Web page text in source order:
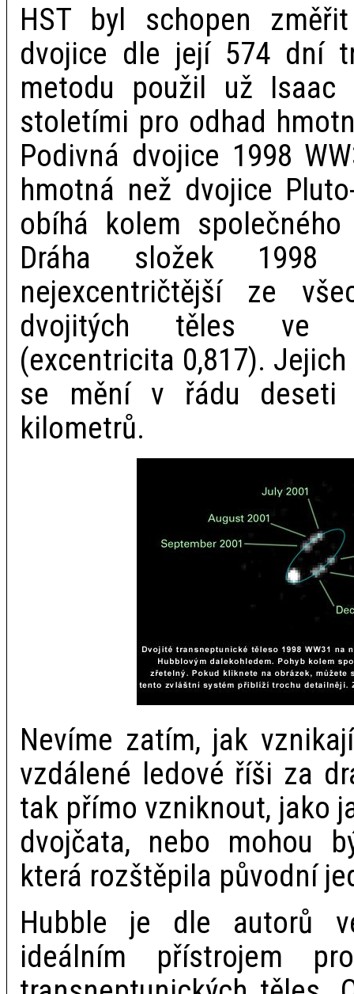
HST byl schopen
dvojice dle její 574 dní
metodu použil už Isaac
stoletími pro odhad
Podivná dvojice 1998
hmotná než dvojice
obíhá kolem
Dráha složek
nejexcentričtější ze
dvojitých těles ve
(excentricita 0,817).
se mění v řádu deseti
kilometrů.
Nevíme zatím, jak
vzdálené ledové říši za
tak přímo vzniknout, jako
dvojčata, nebo mohou
která rozštěpila původní
Hubble je dle autorů
ideálním přístrojem